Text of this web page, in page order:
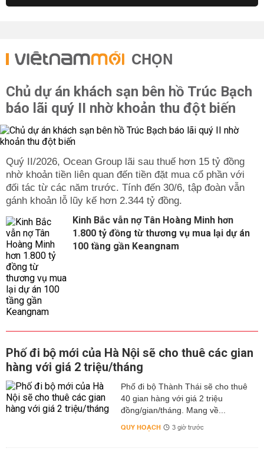
CHỌN
Chủ dự án khách sạn bên hồ Trúc Bạch
báo lãi quý II nhờ khoản thu đột biến
Quý II/2026, Ocean Group lãi sau thuế hơn 15 tỷ đồng
nhờ khoản tiền liên quan đến tiền đặt mua cổ phần với
đối tác từ các năm trước. Tính đến 30/6, tập đoàn vẫn
gánh khoản lỗ lũy kế hơn 2.344 tỷ đồng.
Kinh Bắc vẫn nợ Tân Hoàng Minh hơn
1.800 tỷ đồng từ thương vụ mua lại dự án
100 tầng gần Keangnam
Phố đi bộ mới của Hà Nội sẽ cho thuê các gian
hàng với giá 2 triệu/tháng
Phố đi bộ Thành Thái sẽ cho thuê
40 gian hàng với giá 2 triệu
đồng/gian/tháng. Mang về...
QUY HOẠCH 3 giờ trước